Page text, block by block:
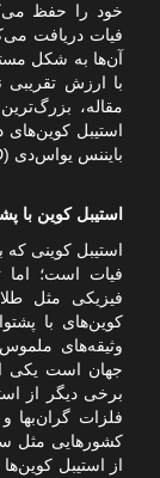
خود را حفظ
فیات دریافت
مقاله،
بایننس یواس‌دی (BUSD) دای (DAI) قرار دارند.
استیبل کوین با
استیبل کوینی که
فیات است؛ اما
فیزیکی مثل
کوین‌های با
وثیقه‌های
جهان است یکی
برخی دیگر از
فلزات گران‌بها
کشورهایی مثل
از استیبل